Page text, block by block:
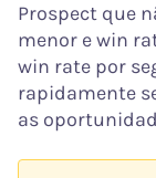
Prospect que
menor e win
win rate por
rapidamente
as